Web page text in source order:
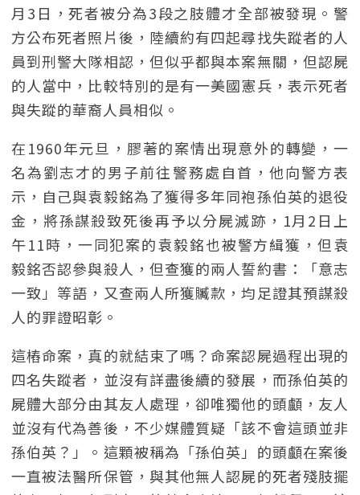
月3日，死者被分為3段之肢體才全部被發現。警
方公布死者照片後，陸續約有四起尋找失蹤者的人
員到刑警大隊相認，但似乎都與本案無關，但認屍
的人當中，比較特別的是有一美國憲兵，表示死者
與失蹤的華裔人員相似。
在1960年元旦，膠著的案情出現意外的轉變，一
名為劉志才的男子前往警務處自首，他向警方表
示，自己與袁毅銘為了獲得多年同袍孫伯英的退役
金，將孫謀殺致死後再予以分屍滅跡，1月2日上
午11時，一同犯案的袁毅銘也被警方緝獲，但袁
毅銘否認參與殺人，但查獲的兩人誓約書：「意志
一致」等語，又查兩人所獲贓款，均足證其預謀殺
人的罪證昭彰。
這樁命案，真的就結束了嗎？命案認屍過程出現的
四名失蹤者，並沒有詳盡後續的發展，而孫伯英的
屍體大部分由其友人處理，卻唯獨他的頭顱，友人
並沒有代為善後，不少媒體質疑「該不會這頭並非
孫伯英？」。這顆被稱為「孫伯英」的頭顱在案後
一直被法醫所保管，與其他無人認屍的死者殘肢擺